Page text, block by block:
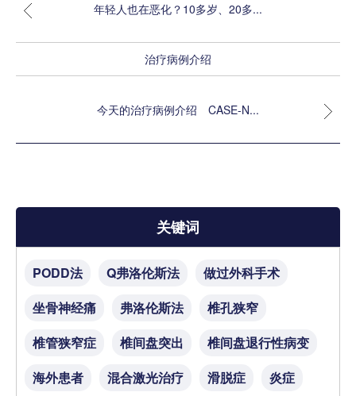
年轻人也在恶化？10多岁、20多...
治疗病例介绍
今天的治疗病例介绍 CASE-N...
关键词
PODD法 Q弗洛伦斯法
做过外科手术
坐骨神经痛
弗洛伦斯法
椎孔狭窄
椎管狭窄症
椎间盘突出
椎间盘退行性病变
海外患者
混合激光治疗 滑脱症
炎症